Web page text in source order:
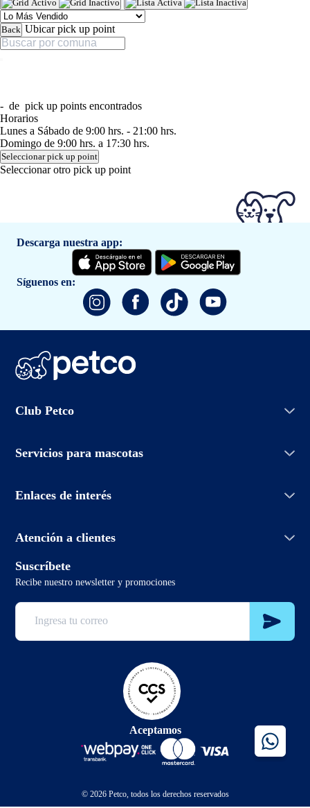
Back Ubicar pick up point
- de pick up points encontrados
Horarios
Lunes a Sábado de 9:00 hrs. - 21:00 hrs.
Domingo de 9:00 hrs. a 17:30 hrs.
Seleccionar pick up point
Seleccionar otro pick up point
Descarga nuestra app:
Síguenos en:
Club Petco
Iniciar sesión
Promociones
Servicios para mascotas
Grooming Salon
Aprendiendo de mascotas
Enlaces de interés
Políticas de devolución
Términos y condiciones promociones
Atención a clientes
Lunes a domingo de 7:00hrs a 0:00hrs
2 3321 6799
sclientes@petco.cl
Suscríbete
Recibe nuestro newsletter y promociones
Aceptamos
© 2026 Petco, todos los derechos reservados